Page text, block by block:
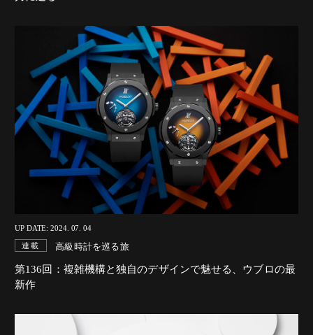
UP DATE: 2024. 07. 04
連載 高級時計を巡る旅
第136回：複雑機構と独自のデザインで魅せる、ウブロの最
新作